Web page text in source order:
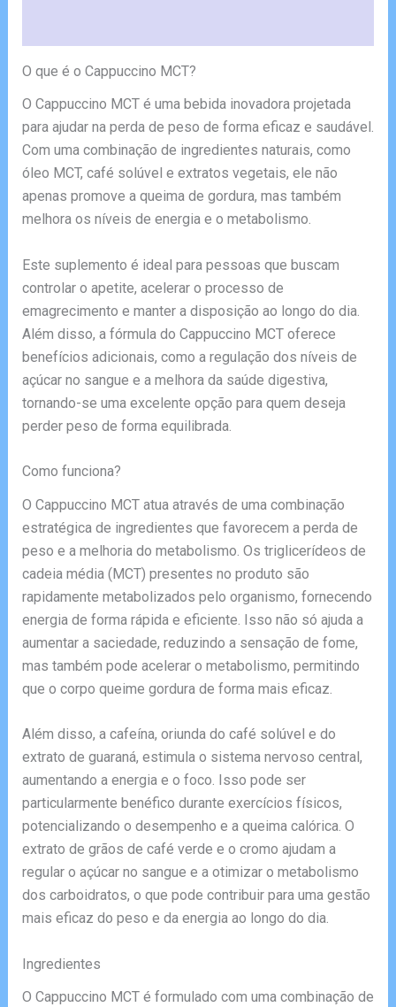
O que é o Cappuccino MCT?
O Cappuccino MCT é uma bebida inovadora projetada
para ajudar na perda de peso de forma eficaz e saudável.
Com uma combinação de ingredientes naturais, como
óleo MCT, café solúvel e extratos vegetais, ele não
apenas promove a queima de gordura, mas também
melhora os níveis de energia e o metabolismo.
Este suplemento é ideal para pessoas que buscam
controlar o apetite, acelerar o processo de
emagrecimento e manter a disposição ao longo do dia.
Além disso, a fórmula do Cappuccino MCT oferece
benefícios adicionais, como a regulação dos níveis de
açúcar no sangue e a melhora da saúde digestiva,
tornando-se uma excelente opção para quem deseja
perder peso de forma equilibrada.
Como funciona?
O Cappuccino MCT atua através de uma combinação
estratégica de ingredientes que favorecem a perda de
peso e a melhoria do metabolismo. Os triglicerídeos de
cadeia média (MCT) presentes no produto são
rapidamente metabolizados pelo organismo, fornecendo
energia de forma rápida e eficiente. Isso não só ajuda a
aumentar a saciedade, reduzindo a sensação de fome,
mas também pode acelerar o metabolismo, permitindo
que o corpo queime gordura de forma mais eficaz.
Além disso, a cafeína, oriunda do café solúvel e do
extrato de guaraná, estimula o sistema nervoso central,
aumentando a energia e o foco. Isso pode ser
particularmente benéfico durante exercícios físicos,
potencializando o desempenho e a queima calórica. O
extrato de grãos de café verde e o cromo ajudam a
regular o açúcar no sangue e a otimizar o metabolismo
dos carboidratos, o que pode contribuir para uma gestão
mais eficaz do peso e da energia ao longo do dia.
Ingredientes
O Cappuccino MCT é formulado com uma combinação de